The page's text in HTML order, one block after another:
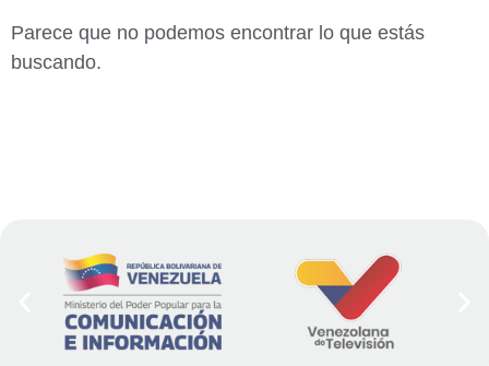
Parece que no podemos encontrar lo que estás
buscando.